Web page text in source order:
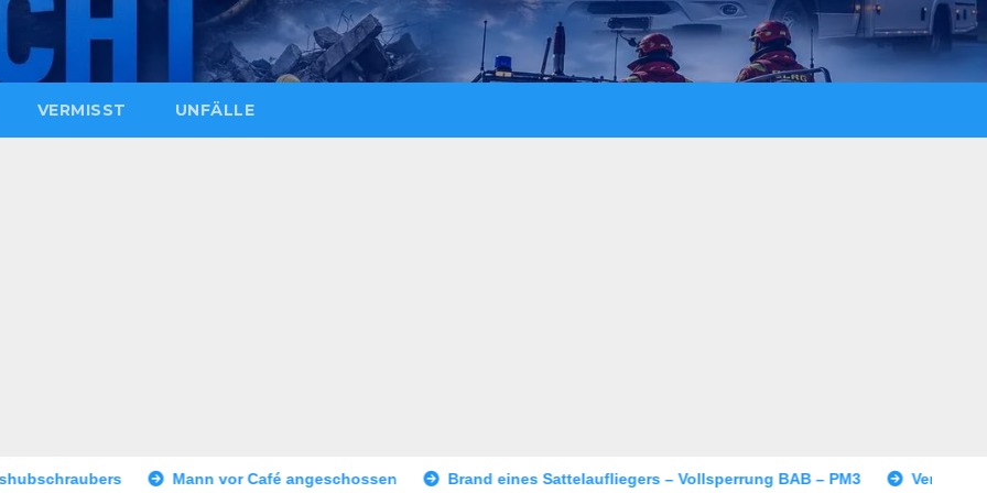
VERMISST UNFÄLLE
vor Café angeschossen Brand eines Sattelaufliegers – Vollsperrung BAB – PM3 Versuchtes Tötungsdelikt in